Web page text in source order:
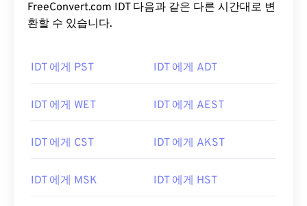
FreeConvert.com IDT 다음과 같은 다른 시간대로 변
환할 수 있습니다.
IDT 에게 PST IDT 에게 ADT
IDT 에게 WET IDT 에게 AEST
IDT 에게 CST IDT 에게 AKST
IDT 에게 MSK IDT 에게 HST